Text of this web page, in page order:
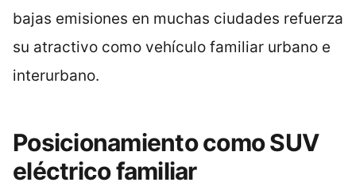
bajas emisiones en muchas ciudades refuerza
su atractivo como vehículo familiar urbano e
interurbano.
Posicionamiento como SUV
eléctrico familiar